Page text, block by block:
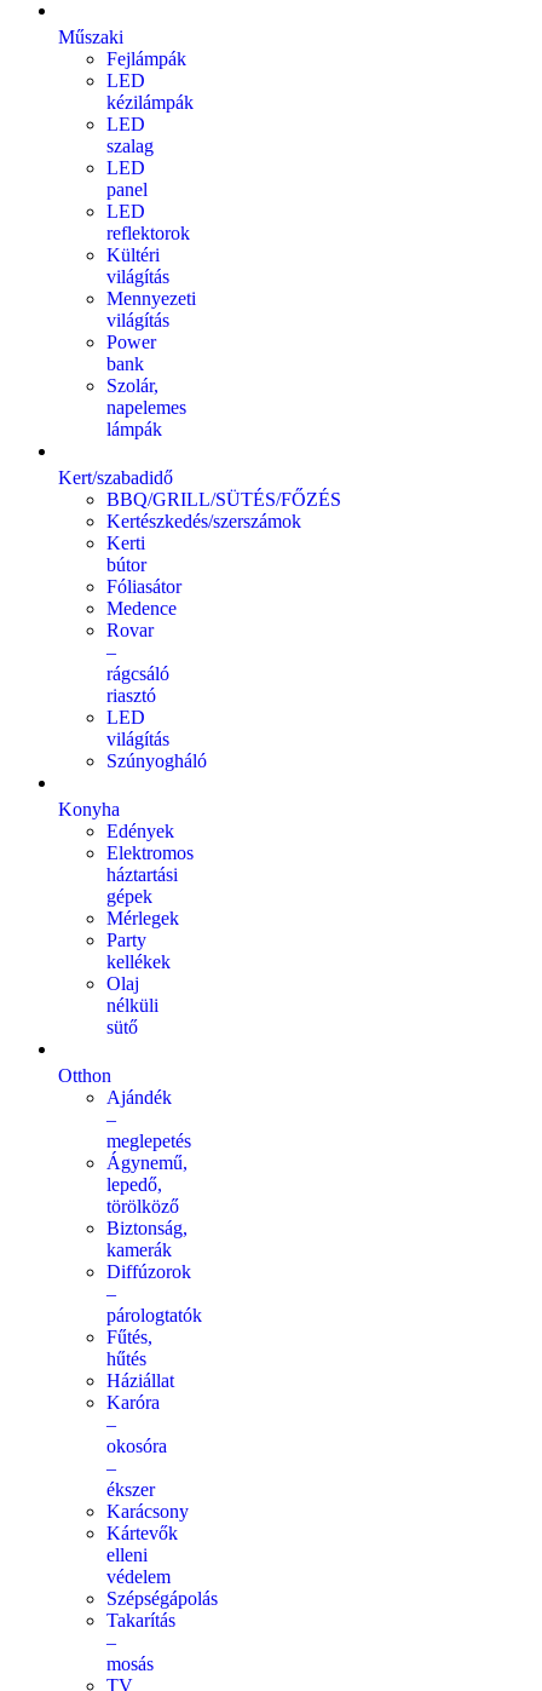
Műszaki
Fejlámpák
LED
kézilámpák
LED
szalag
LED
panel
LED
reflektorok
Kültéri
világítás
Mennyezeti
világítás
Power
bank
Szolár,
napelemes
lámpák
Kert/szabadidő
BBQ/GRILL/SÜTÉS/FŐZÉS
Kertészkedés/szerszámok
Kerti
bútor
Fóliasátor
Medence
Rovar
–
rágcsáló
riasztó
LED
világítás
Szúnyogháló
Konyha
Edények
Elektromos
háztartási
gépek
Mérlegek
Party
kellékek
Olaj
nélküli
sütő
Otthon
Ajándék
–
meglepetés
Ágynemű,
lepedő,
törölköző
Biztonság,
kamerák
Diffúzorok
–
párologtatók
Fűtés,
hűtés
Háziállat
Karóra
–
okosóra
–
ékszer
Karácsony
Kártevők
elleni
védelem
Szépségápolás
Takarítás
–
mosás
TV